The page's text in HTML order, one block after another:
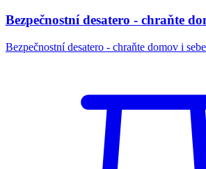
Bezpečnostní desatero - chraňte
Bezpečnostní desatero - chraňte domov i sebe